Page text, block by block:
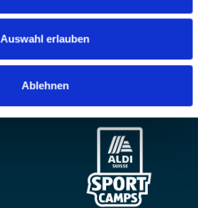
Auswahl erlauben
Ablehnen